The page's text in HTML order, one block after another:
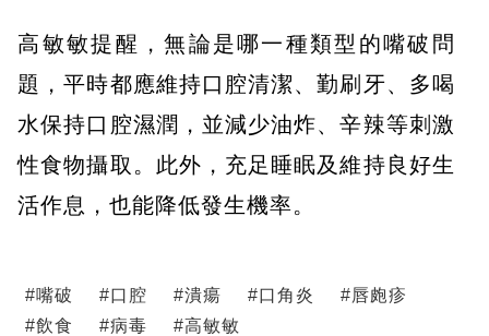
高敏敏提醒，無論是哪一種類型的嘴破問
題，平時都應維持口腔清潔、勤刷牙、多喝
水保持口腔濕潤，並減少油炸、辛辣等刺激
性食物攝取。此外，充足睡眠及維持良好生
活作息，也能降低發生機率。
#嘴破 #口腔 #潰瘍 #口角炎 #唇皰疹
#飲食 #病毒 #高敏敏